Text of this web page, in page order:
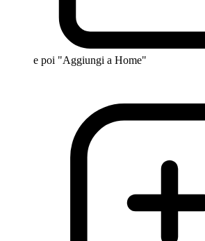
e poi "Aggiungi a Home"